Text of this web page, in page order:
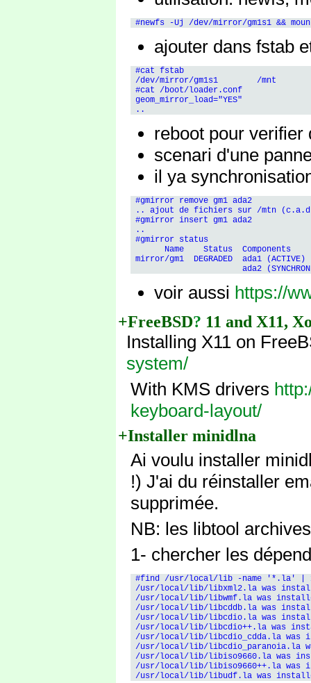
ajouter dans fstab
#cat fstab
/dev/mirror/gm1s1        /mnt
#cat /boot/loader.conf
geom_mirror_load="YES"
reboot pour
scenari d'une
il ya
#gmirror remove gm1 ada2
.. ajout de fichiers sur /mtn (c.a.d.
#gmirror insert gm1 ada2
..
#gmirror status
       Name    Status  Components
mirror/gm1  DEGRADED  ada1 (ACTIVE)
voir aussi https://
+FreeBSD? 11 and X11,
Installing X11 on
system/
With KMS drivers
keyboard-layout/
+Installer minidlna
Ai voulu installer
!) J'ai du réinstaller
supprimée.
NB: les libtool
1- chercher les
#find /usr/local/lib -name '*.la' |
/usr/local/lib/libxml2.la was
/usr/local/lib/libwmf.la was
/usr/local/lib/libcddb.la was
/usr/local/lib/libcdio.la was
/usr/local/lib/libcdio++.la was
/usr/local/lib/libcdio_cdda.la was
/usr/local/lib/libcdio_paranoia.la
/usr/local/lib/libiso9660.la was
/usr/local/lib/libiso9660++.la was